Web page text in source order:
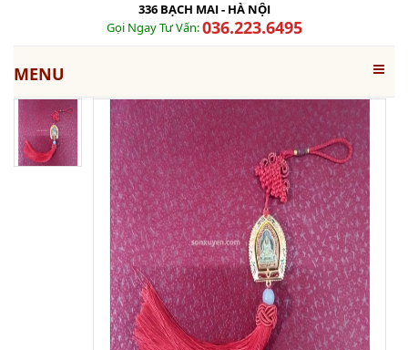
336 BẠCH MAI - HÀ NỘI
Gọi Ngay Tư Vấn:036.223.6495
MENU